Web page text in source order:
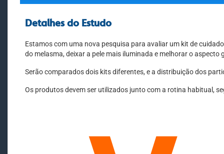
Detalhes do Estudo
Estamos com uma nova pesquisa para avaliar um kit de
do melasma, deixar a pele mais iluminada e melhorar o aspecto
Serão comparados dois kits diferentes, e a distribuição dos
Os produtos devem ser utilizados junto com a rotina habitual,